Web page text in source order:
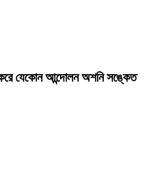
করে যেকোন আন্দোলন অশনি সঙ্কেত